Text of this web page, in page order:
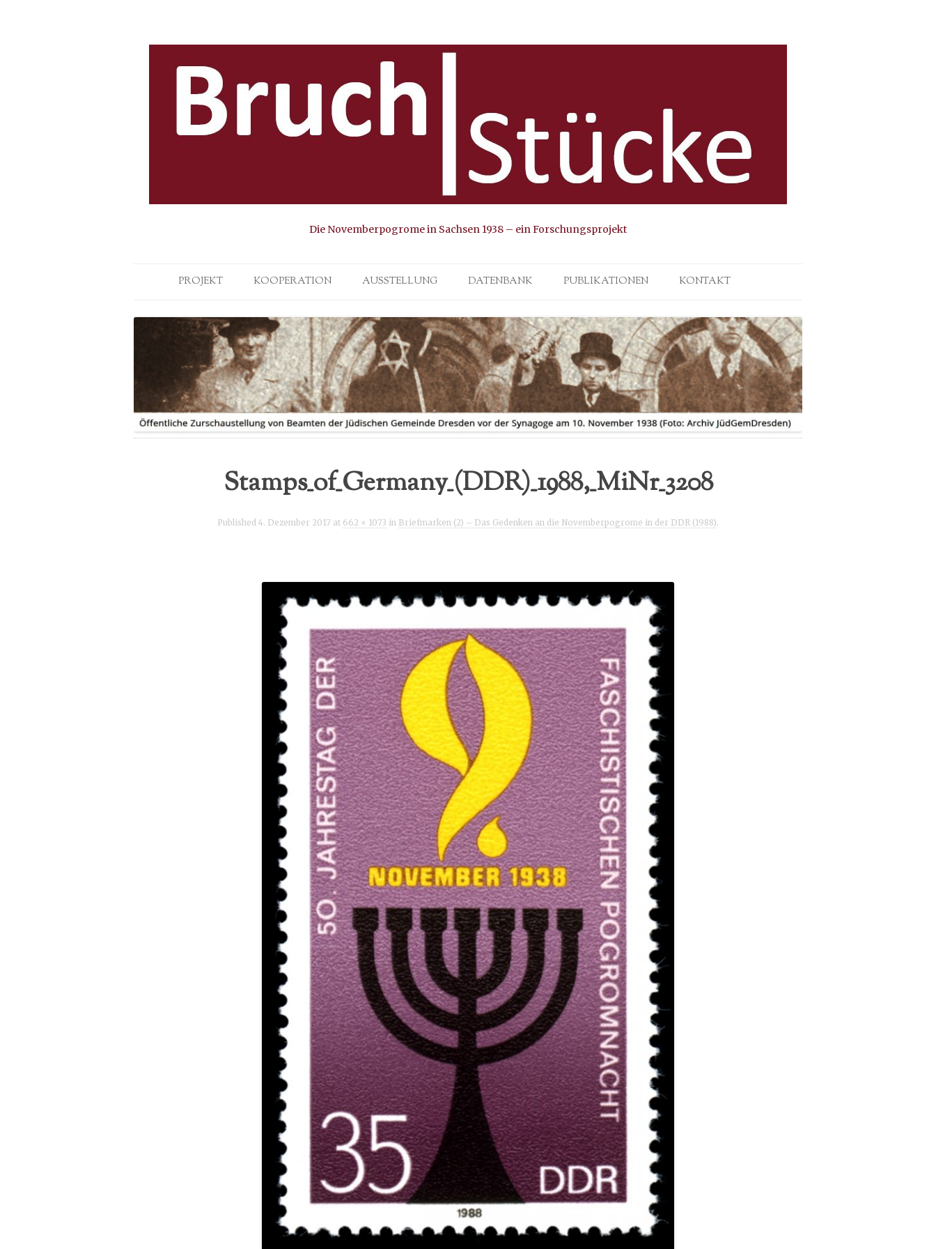
Die Novemberpogrome in Sachsen 1938 – ein Forschungsprojekt
PROJEKT
IHRE GESCHICHTE|N
PRESSEBERICHTE
SPENDE
FLYER
KOOPERATION AUSSTELLUNG
FLYER ZUR AUSSTELLUNG
DATENBANK PUBLIKATIONEN KONTAKT
DATENSCHUTZERKLÄRUNG
Stamps_of_Germany_(DDR)_1988,_MiNr_3208
Published 4. Dezember 2017 at 662 × 1073 in Briefmarken (2) – Das Gedenken an die Novemberpogrome in der DDR (1988).